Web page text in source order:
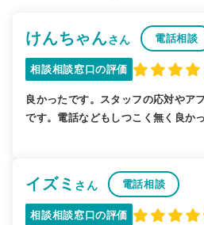
けんちゃんさん 電話相談
相談相談窓口の評価
良かったです。スタッフの応対やア
です。電話などもしつこく無く良かっ
イズミ さん 電話相談
相談相談窓口の評価